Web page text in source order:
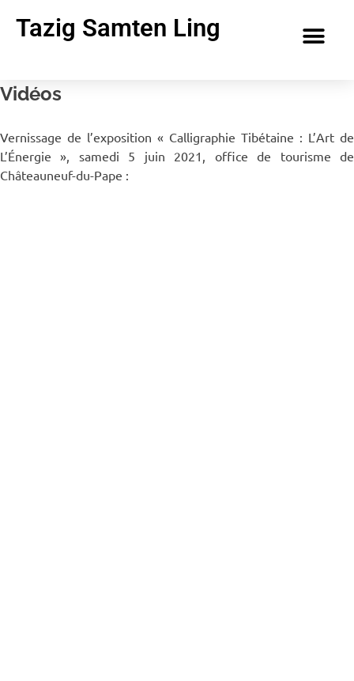
Tazig Samten Ling
Vidéos
Vernissage de l’exposition « Calligraphie Tibétaine : L’Art de
L’Énergie », samedi 5 juin 2021, office de tourisme de
Châteauneuf-du-Pape :